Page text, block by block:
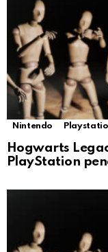
Nintendo
Hogwarts
PlayStation